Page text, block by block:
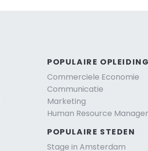
POPULAIRE
Commerciele Economie
Communicatie
Marketing
Human Resource
POPULAIRE STEDEN
Stage in Amsterdam